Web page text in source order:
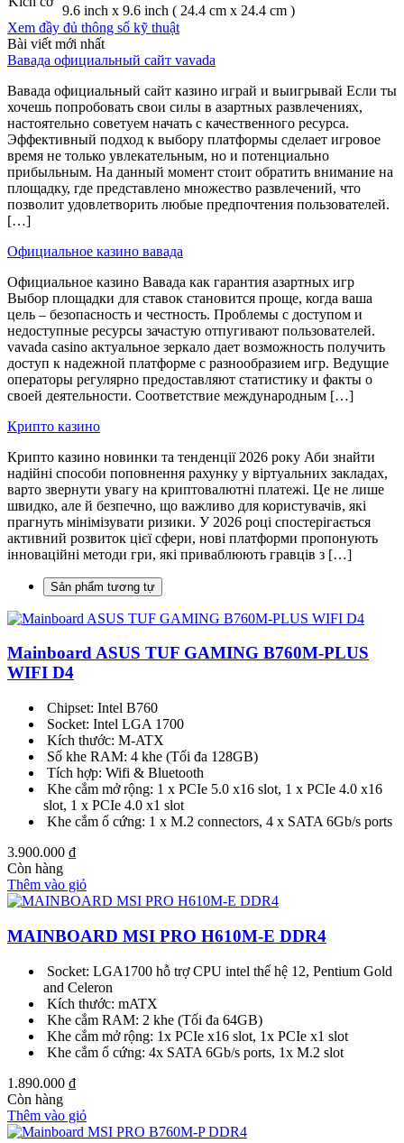
9.6 inch x 9.6 inch ( 24.4 cm x 24.4 cm )
Xem đầy đủ thông số kỹ thuật
Bài viết mới nhất
Вавада официальный сайт vavada
Вавада официальный сайт казино играй и выигрывай Если ты
хочешь попробовать свои силы в азартных развлечениях,
настоятельно советуем начать с качественного ресурса.
Эффективный подход к выбору платформы сделает игровое
время не только увлекательным, но и потенциально
прибыльным. На данный момент стоит обратить внимание на
площадку, где представлено множество развлечений, что
позволит удовлетворить любые предпочтения пользователей.
[…]
Официальное казино вавада
Официальное казино Вавада как гарантия азартных игр
Выбор площадки для ставок становится проще, когда ваша
цель – безопасность и честность. Проблемы с доступом и
недоступные ресурсы зачастую отпугивают пользователей.
vavada casino актуальное зеркало дает возможность получить
доступ к надежной платформе с разнообразием игр. Ведущие
операторы регулярно предоставляют статистику и факты о
своей деятельности. Соответствие международным […]
Крипто казино
Крипто казино новинки та тенденції 2026 року Аби знайти
надійні способи поповнення рахунку у віртуальних закладах,
варто звернути увагу на криптовалютні платежі. Це не лише
швидко, але й безпечно, що важливо для користувачів, які
прагнуть мінімізувати ризики. У 2026 році спостерігається
активний розвиток цієї сфери, нові платформи пропонують
інноваційні методи гри, які приваблюють гравців з […]
Sản phẩm tương tự
Mainboard ASUS TUF GAMING B760M-PLUS
WIFI D4
Chipset: Intel B760
Socket: Intel LGA 1700
Kích thước: M-ATX
Số khe RAM: 4 khe (Tối đa 128GB)
Tích hợp: Wifi & Bluetooth
Khe cắm mở rộng: 1 x PCIe 5.0 x16 slot, 1 x PCIe 4.0 x16
slot, 1 x PCIe 4.0 x1 slot
Khe cắm ổ cứng: 1 x M.2 connectors, 4 x SATA 6Gb/s ports
3.900.000 ₫
Còn hàng
Thêm vào giỏ
MAINBOARD MSI PRO H610M-E DDR4
Socket: LGA1700 hỗ trợ CPU intel thế hệ 12, Pentium Gold
and Celeron
Kích thước: mATX
Khe cắm RAM: 2 khe (Tối đa 64GB)
Khe cắm mở rộng: 1x PCIe x16 slot, 1x PCIe x1 slot
Khe cắm ổ cứng: 4x SATA 6Gb/s ports, 1x M.2 slot
1.890.000 ₫
Còn hàng
Thêm vào giỏ